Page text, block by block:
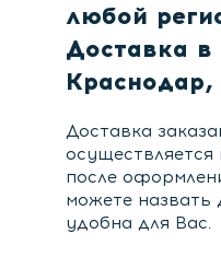
любой
Доставка в
Краснодар,
Доставка
после
можете назвать
удобна для Вас.